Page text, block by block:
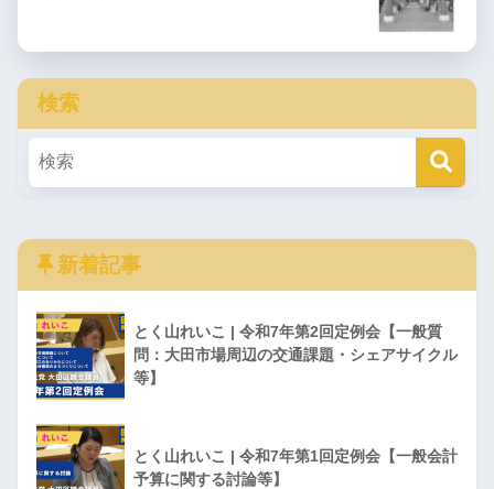
検索
新着記事
とく山れいこ | 令和7年第2回定例会【一般質
問：大田市場周辺の交通課題・シェアサイクル
等】
とく山れいこ | 令和7年第1回定例会【一般会計
予算に関する討論等】